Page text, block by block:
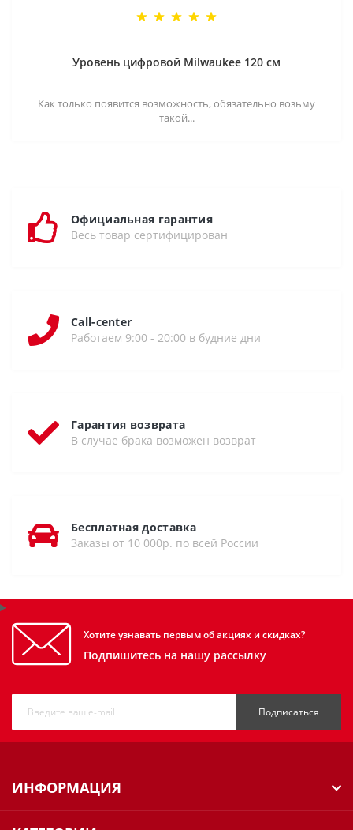
Уровень цифровой Milwaukee 120 см
Как только появится возможность, обязательно возьму
такой...
Официальная гарантия
Весь товар сертифицирован
Call-center
Работаем 9:00 - 20:00 в будние дни
Гарантия возврата
В случае брака возможен возврат
Бесплатная доставка
Заказы от 10 000р. по всей России
Хотите узнавать первым об акциях и скидках?
Подпишитесь на нашу рассылку
Подписаться
ИНФОРМАЦИЯ